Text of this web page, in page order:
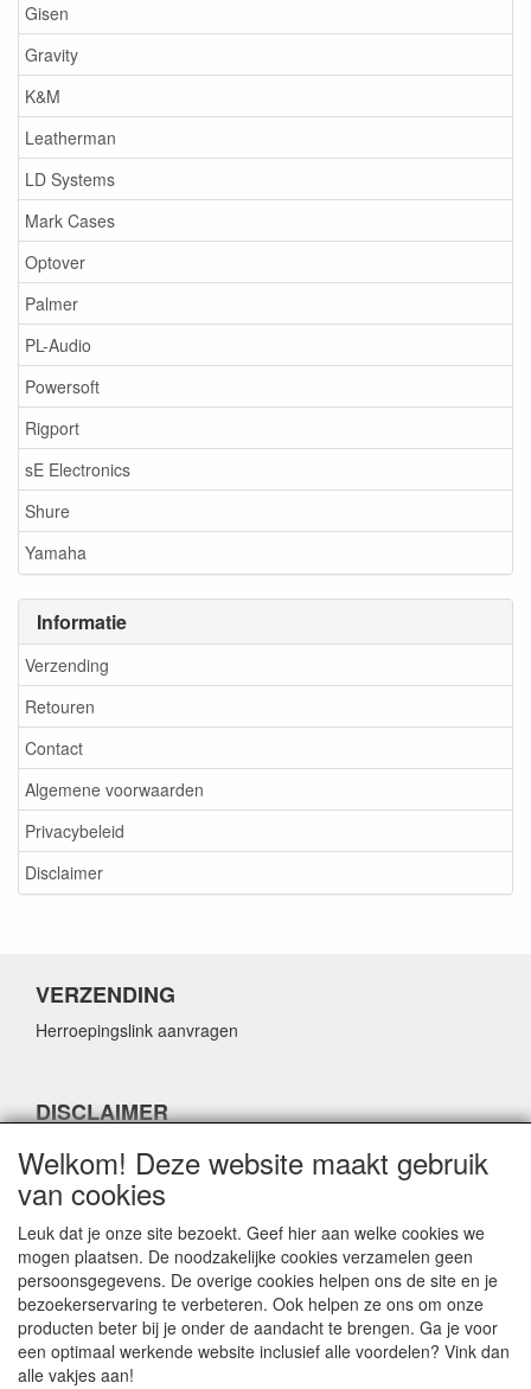
Gisen
Gravity
K&M
Leatherman
LD Systems
Mark Cases
Optover
Palmer
PL-Audio
Powersoft
Rigport
sE Electronics
Shure
Yamaha
Informatie
Verzending
Retouren
Contact
Algemene voorwaarden
Privacybeleid
Disclaimer
VERZENDING
Herroepingslink aanvragen
DISCLAIMER
CONTACTGEGEVENS
Fabulous Sales
Grotestraat 69C
5141 JN Waalwijk
Welkom! Deze website maakt gebruik
van cookies
Leuk dat je onze site bezoekt. Geef hier aan welke cookies we
mogen plaatsen. De noodzakelijke cookies verzamelen geen
persoonsgegevens. De overige cookies helpen ons de site en je
bezoekerservaring te verbeteren. Ook helpen ze ons om onze
producten beter bij je onder de aandacht te brengen. Ga je voor
een optimaal werkende website inclusief alle voordelen? Vink dan
alle vakjes aan!